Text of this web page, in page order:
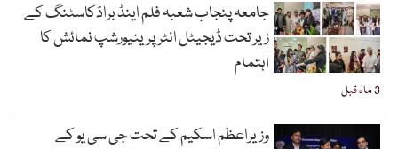
3 ماہ قبل
جامعہ پنجاب شعبہ فلم اینڈ براڈکاسٹنگ کے
زیر تحت ڈیجیٹل انٹرپرینیورشپ نمائش کا
اہتمام
وزیراعظم اسکیم کے تحت جی سی یو کے